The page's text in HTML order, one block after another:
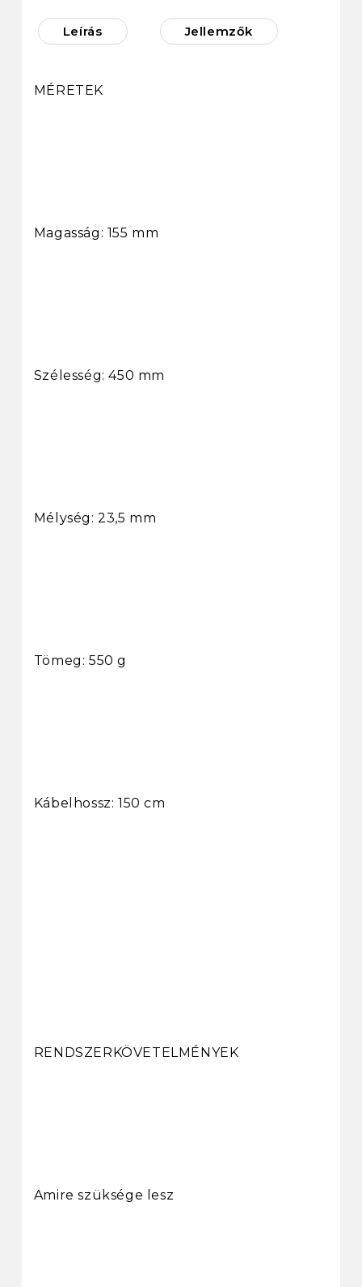
Leírás Jellemzők
MÉRETEK
Magasság: 155 mm
Szélesség: 450 mm
Mélység: 23,5 mm
Tömeg: 550 g
Kábelhossz: 150 cm
RENDSZERKÖVETELMÉNYEK
Amire szüksége lesz